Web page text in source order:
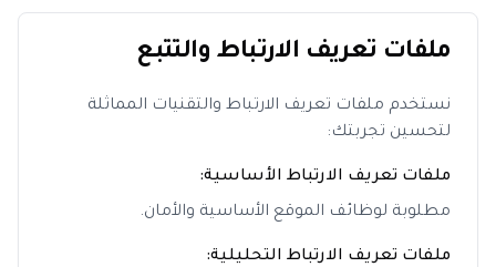
ملفات تعريف الارتباط والتتبع
نستخدم ملفات تعريف الارتباط والتقنيات المماثلة
لتحسين تجربتك:
ملفات تعريف الارتباط الأساسية:
مطلوبة لوظائف الموقع الأساسية والأمان.
ملفات تعريف الارتباط التحليلية: